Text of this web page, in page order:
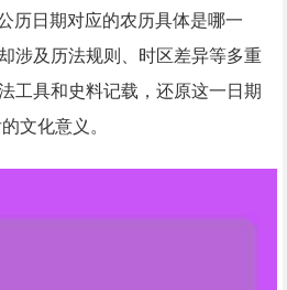
历日期对应的农历具体是哪一
涉及历法规则、时区差异等多重
工具和史料记载，还原这一日期
文化意义。